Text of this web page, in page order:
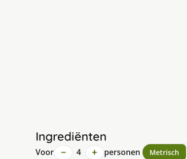
Ingrediënten
Voor − 4 + personen Metrisch